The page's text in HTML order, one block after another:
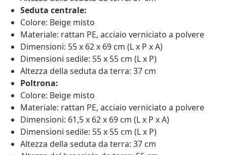
Seduta centrale:
Colore: Beige misto
Materiale: rattan PE, acciaio verniciato a polvere
Dimensioni: 55 x 62 x 69 cm (L x P x A)
Dimensioni sedile: 55 x 55 cm (L x P)
Altezza della seduta da terra: 37 cm
Poltrona:
Colore: Beige misto
Materiale: rattan PE, acciaio verniciato a polvere
Dimensioni: 61,5 x 62 x 69 cm (L x P x A)
Dimensioni sedile: 55 x 55 cm (L x P)
Altezza della seduta da terra: 37 cm